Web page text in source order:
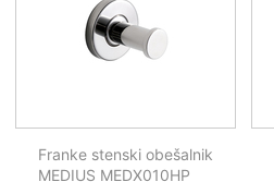
Franke stenski obešalnik
MEDIUS MEDX010HP